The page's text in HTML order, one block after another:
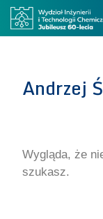
Andrzej
Wygląda, że
szukasz.